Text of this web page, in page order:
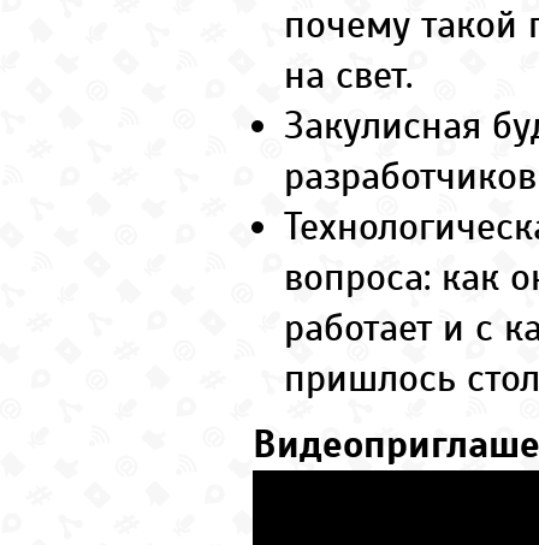
почему такой
на свет.
Закулисная
вопроса: как
работает и с
пришлось